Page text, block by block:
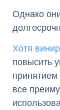
Однако
Хотя
повысить
все